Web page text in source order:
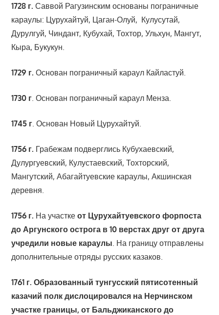
1728 г. Саввой Рагузинским основаны пограничные
караулы: Цурухайтуй, Цаган-Олуй, Кулусутай,
Дурулгуй, Чиндант, Кубухай, Тохтор, Ульхун, Мангут,
Кыра, Букукун.
1729 г. Основан пограничный караул Кайластуй.
1730 г. Основан пограничный караул Менза.
1745 г. Основан Новый Цурухайтуй.
1756 г. Грабежам подверглись Кубухаевский,
Дулургуевский, Кулустаевский, Тохторский,
Мангутский, Абагайтуевские караулы, Акшинская
деревня.
1756 г. На участке от Цурухайтуевского форпоста
до Аргунского острога в 10 верстах друг от друга
учредили новые караулы . На границу отправлены
дополнительные отряды русских казаков.
1761 г. Образованный тунгусский пятисотенный
казачий полк дислоцировался на Нерчинском
участке границы, от Бальджиканского до